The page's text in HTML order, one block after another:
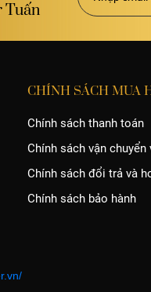
Tuấn
CHÍNH SÁCH MUA
Chính sách thanh toán
Chính sách vận chuyển
Chính sách đổi trả và
Chính sách bảo hành